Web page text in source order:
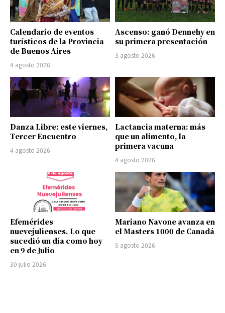
Calendario de eventos
turísticos de la Provincia
de Buenos Aires
4 agosto 2026
Ascenso: ganó Dennehy en
su primera presentación
3 agosto 2026
Danza Libre: este viernes,
Tercer Encuentro
4 agosto 2026
Lactancia materna: más
que un alimento, la
primera vacuna
4 agosto 2026
Efemérides
nuevejulienses. Lo que
sucedió un día como hoy
en 9 de Julio
30 julio 2026
Mariano Navone avanza en
el Masters 1000 de Canadá
5 agosto 2026